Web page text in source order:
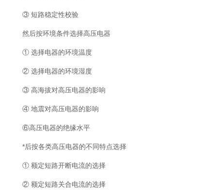
③ 短路稳定性校验
然后按环境条件选择高压电器
① 选择电器的环境温度
② 选择电器的环境湿度
③ 高海拔对高压电器的影响
④ 地震对高压电器的影响
⑥高压电器的绝缘水平
*后按各类高压电器的不同特点选择
① 额定短路开断电流的选择
② 额定短路关合电流的选择